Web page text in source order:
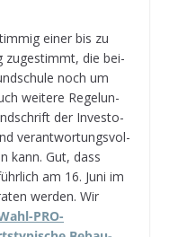
einer bis zu
zuge­stimmt, die bei­
noch um
wei­tere Rege­lun­
der Inves­to­
ver­ant­wor­tungs­vol­
kann. Gut, dass
am 16. Juni im
wer­den. Wir
PRO­